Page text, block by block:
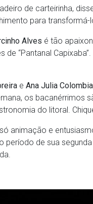
de carteirinha,
para transformá-
Alves é tão
de “Pantanal
e Ana Julia
os bacanérrimos
do litoral.
animação e
de sua